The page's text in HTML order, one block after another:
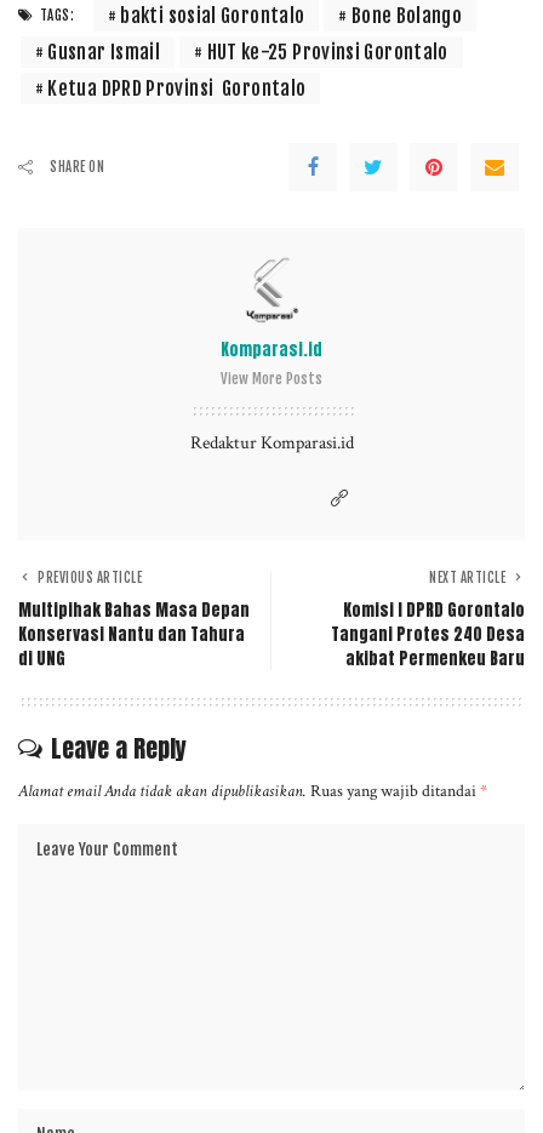
TAGS: bakti sosial Gorontalo
Bone Bolango
Gusnar Ismail
HUT ke-25 Provinsi Gorontalo
Ketua DPRD Provinsi Gorontalo
SHARE ON
Komparasi.id
View More Posts
Redaktur Komparasi.id
PREVIOUS ARTICLE
Multipihak Bahas Masa Depan
Konservasi Nantu dan Tahura
di UNG
NEXT ARTICLE
Komisi I DPRD Gorontalo
Tangani Protes 240 Desa
akibat Permenkeu Baru
Leave a Reply
Alamat email Anda tidak akan dipublikasikan. Ruas yang wajib ditandai*